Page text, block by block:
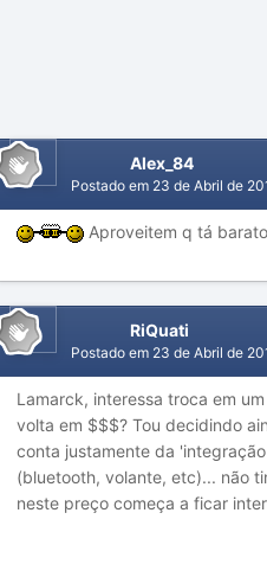
Alex_84
Postado em 23 de Abril de
Aproveitem q tá
RiQuati
Postado em 23 de Abril de
Lamarck, interessa troca em
volta em $$$? Tou decidindo
conta justamente da
(bluetooth, volante, etc)... não
neste preço começa a ficar